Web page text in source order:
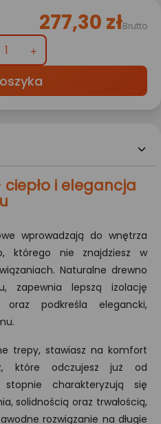
277,30 złBrutto
i elegancja
wprowadzają do wnętrza
którego nie znajdziesz w
Naturalne drewno
zapewnia lepszą izolację
podkreśla elegancki,
trepy, stawiasz na komfort
które odczujesz już od
stopnie charakteryzują się
solidnością oraz trwałością,
rozwiązanie na długie